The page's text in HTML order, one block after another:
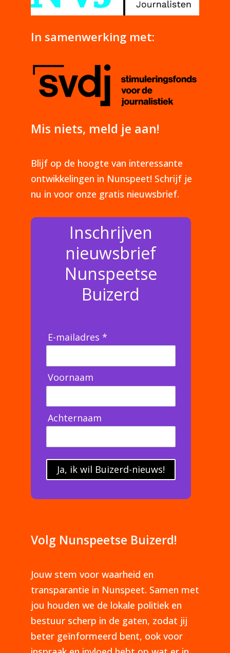
In samenwerking met:
Mis niets, meld je aan!
Blijf op de hoogte van interessante
ontwikkelingen in Nunspeet! Schrijf je
nu in voor onze gratis nieuwsbrief.
Inschrijven
nieuwsbrief
Nunspeetse
Buizerd
E-mailadres *
Voornaam
Achternaam
Ja, ik wil Buizerd-nieuws!
Volg Nunspeetse Buizerd!
Jouw stem voor waarheid en
transparantie in Nunspeet. Samen met
jou houden we de lokale politiek en
bestuur scherp in de gaten, zodat jij
beter geïnformeerd bent, ook voor